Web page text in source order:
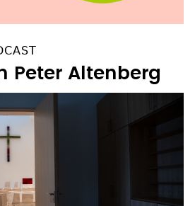
Peter Altenberg